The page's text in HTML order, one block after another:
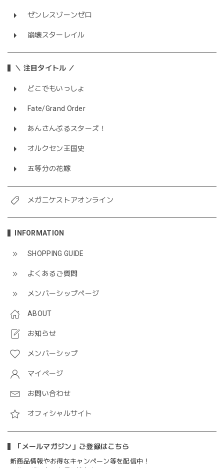
ゼンレスゾーンゼロ
崩壊スターレイル
＼ 注目タイトル ／
どこでもいっしょ
Fate/Grand Order
あんさんぶるスターズ！
オルクセン王国史
五等分の花嫁
メガニケストアオンライン
INFORMATION
SHOPPING GUIDE
よくあるご質問
メンバーシップページ
ABOUT
お知らせ
メンバーシップ
マイページ
お問い合わせ
オフィシャルサイト
「メールマガジン」ご登録はこちら
新商品情報やお得なキャンペーン等を配信中！